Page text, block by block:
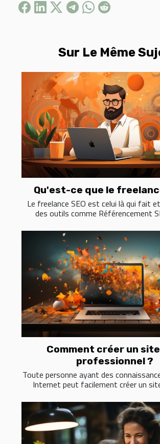
Sur Le Même
Qu'est-ce que le
Le freelance SEO est celui là qui fait
des outils comme Référencement
Comment créer un
professionnel ?
Toute personne ayant des
Internet peut facilement créer un